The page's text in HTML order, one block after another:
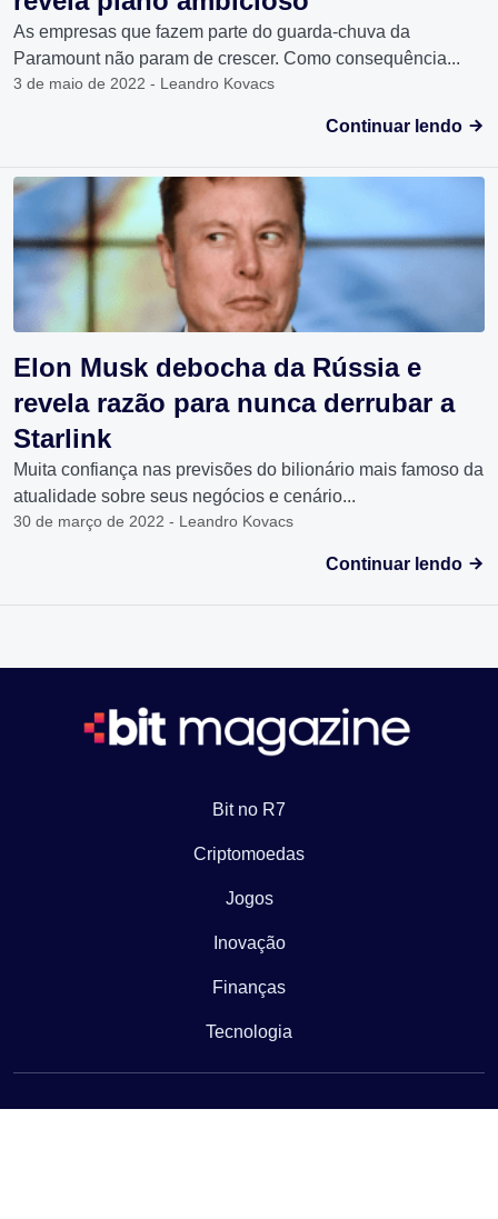
As empresas que fazem parte do guarda-chuva da
Paramount não param de crescer. Como consequência...
3 de maio de 2022 - Leandro Kovacs
Continuar lendo
Elon Musk debocha da Rússia e
revela razão para nunca derrubar a
Starlink
Muita confiança nas previsões do bilionário mais famoso da
atualidade sobre seus negócios e cenário...
30 de março de 2022 - Leandro Kovacs
Continuar lendo
Bit no R7
Criptomoedas
Jogos
Inovação
Finanças
Tecnologia